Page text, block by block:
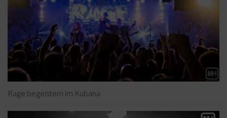
Rage begeistern im Kubana